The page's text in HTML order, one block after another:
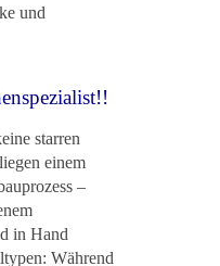
und
starren
einem
‒
in Hand
Während